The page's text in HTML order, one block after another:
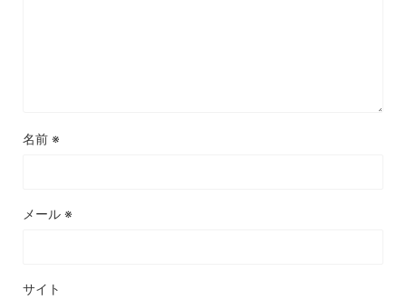
名前 ※
メール ※
サイト